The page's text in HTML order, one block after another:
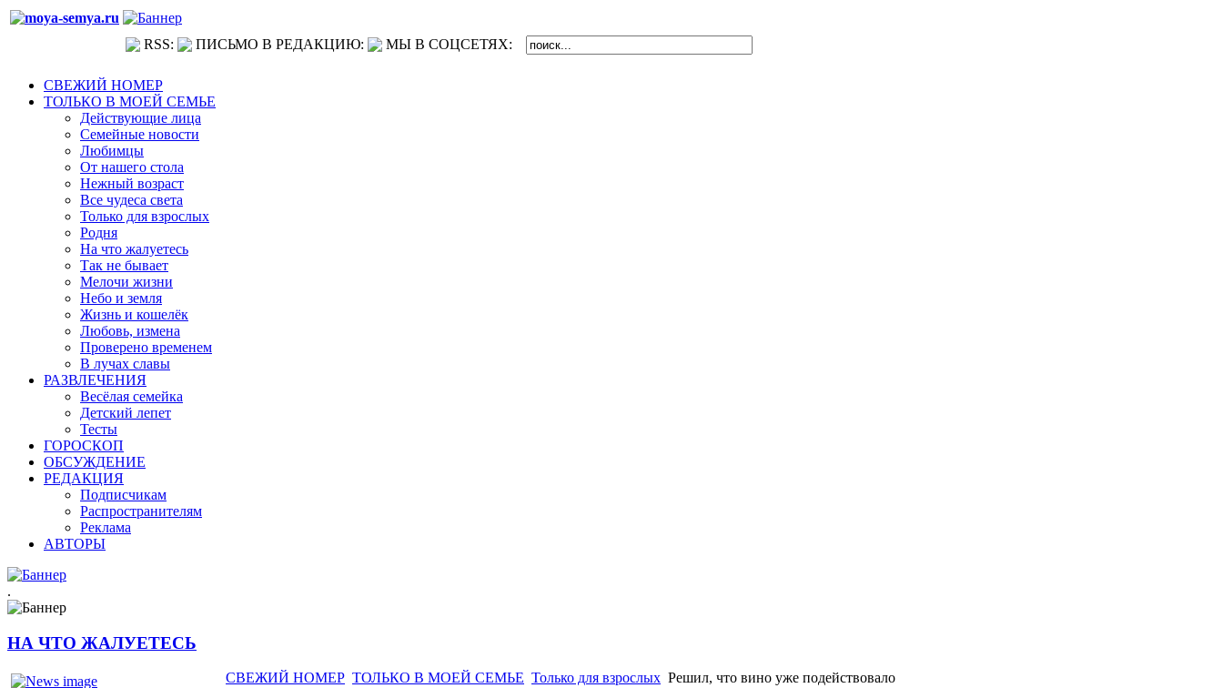
RSS: ПИСЬМО В РЕДАКЦИЮ: МЫ В СОЦСЕТЯХ:
СВЕЖИЙ НОМЕР
ТОЛЬКО В МОЕЙ СЕМЬЕ
Действующие лица
Семейные новости
Любимцы
От нашего стола
Нежный возраст
Все чудеса света
Только для взрослых
Родня
На что жалуетесь
Так не бывает
Мелочи жизни
Небо и земля
Жизнь и кошелёк
Любовь, измена
Проверено временем
В лучах славы
РАЗВЛЕЧЕНИЯ
Весёлая семейка
Детский лепет
Тесты
ГОРОСКОП
ОБСУЖДЕНИЕ
РЕДАКЦИЯ
Подписчикам
Распространителям
Реклама
АВТОРЫ
.
НА ЧТО ЖАЛУЕТЕСЬ
СВЕЖИЙ НОМЕР ТОЛЬКО В МОЕЙ СЕМЬЕ Только для взрослых Решил, что вино уже подействовало